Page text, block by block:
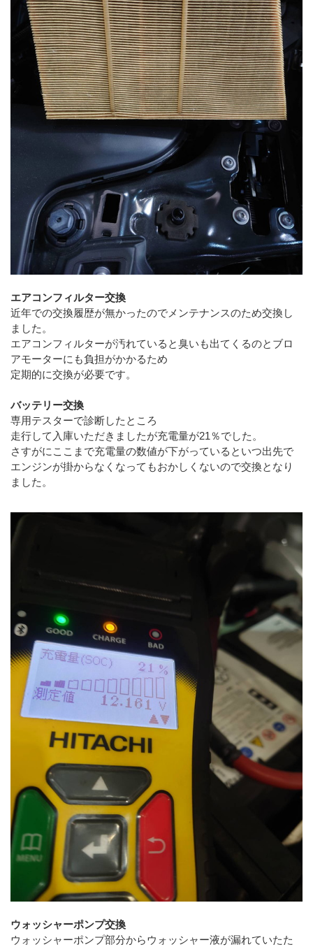
エアコンフィルター交換
近年での交換履歴が無かったのでメンテナンスのため交換し
ました。
エアコンフィルターが汚れていると臭いも出てくるのとブロ
アモーターにも負担がかかるため
定期的に交換が必要です。
バッテリー交換
専用テスターで診断したところ
走行して入庫いただきましたが充電量が21％でした。
さすがにここまで充電量の数値が下がっているといつ出先で
エンジンが掛からなくなってもおかしくないので交換となり
ました。
ウォッシャーポンプ交換
ウォッシャーポンプ部分からウォッシャー液が漏れていたた